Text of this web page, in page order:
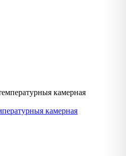
камерная